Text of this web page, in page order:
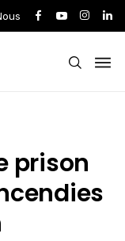
prison